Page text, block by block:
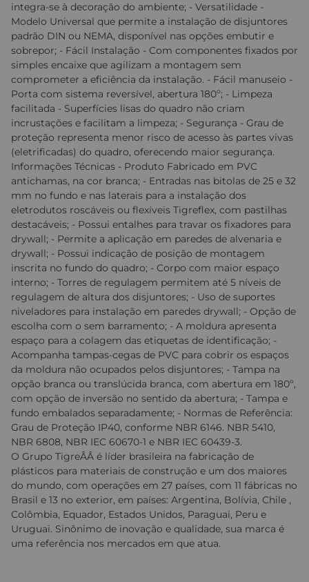
integra-se à decoração do ambiente; - Versatilidade -
Modelo Universal que permite a instalação de disjuntores
padrão DIN ou NEMA, disponível nas opções embutir e
sobrepor; - Fácil Instalação - Com componentes fixados por
simples encaixe que agilizam a montagem sem
comprometer a eficiência da instalação. - Fácil manuseio -
Porta com sistema reversível, abertura 180º; - Limpeza
facilitada - Superfícies lisas do quadro não criam
incrustações e facilitam a limpeza; - Segurança - Grau de
proteção representa menor risco de acesso às partes vivas
(eletrificadas) do quadro, oferecendo maior segurança.
Informações Técnicas - Produto Fabricado em PVC
antichamas, na cor branca; - Entradas nas bitolas de 25 e 32
mm no fundo e nas laterais para a instalação dos
eletrodutos roscáveis ou flexíveis Tigreflex, com pastilhas
destacáveis; - Possui entalhes para travar os fixadores para
drywall; - Permite a aplicação em paredes de alvenaria e
drywall; - Possui indicação de posição de montagem
inscrita no fundo do quadro; - Corpo com maior espaço
interno; - Torres de regulagem permitem até 5 níveis de
regulagem de altura dos disjuntores; - Uso de suportes
niveladores para instalação em paredes drywall; - Opção de
escolha com o sem barramento; - A moldura apresenta
espaço para a colagem das etiquetas de identificação; -
Acompanha tampas-cegas de PVC para cobrir os espaços
da moldura não ocupados pelos disjuntores; - Tampa na
opção branca ou translúcida branca, com abertura em 180º,
com opção de inversão no sentido da abertura; - Tampa e
fundo embalados separadamente; - Normas de Referência:
Grau de Proteção IP40, conforme NBR 6146. NBR 5410,
NBR 6808, NBR IEC 60670-1 e NBR IEC 60439-3.
O Grupo TigreÂÂ é líder brasileira na fabricação de
plásticos para materiais de construção e um dos maiores
do mundo, com operações em 27 países, com 11 fábricas no
Brasil e 13 no exterior, em países: Argentina, Bolívia, Chile ,
Colômbia, Equador, Estados Unidos, Paraguai, Peru e
Uruguai. Sinônimo de inovação e qualidade, sua marca é
uma referência nos mercados em que atua.